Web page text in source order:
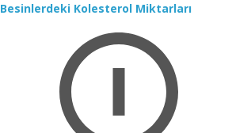
Besinlerdeki Kolesterol Miktarları